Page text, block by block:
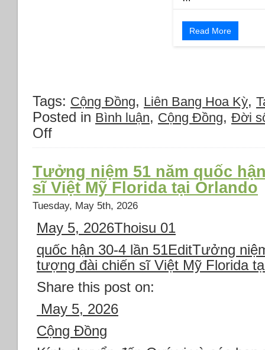
Read More
Tags: Cộng Đồng, Liên Bang Hoa Kỳ,
Posted in Bình luận, Cộng Đồng, Đời
Offon
30-
4-
1975
không
nào
quên
(tại
Tampa
Bay)
Tưởng niệm 51 năm quốc
sĩ Việt Mỹ Florida tại Orlando
Tuesday, May 5th, 2026
May 5, 2026Thoisu 01
quốc hận 30-4 lần 51EditTưởng
tượng đài chiến sĩ Việt Mỹ Florida
Share this post on:
May 5, 2026
Cộng Đồng